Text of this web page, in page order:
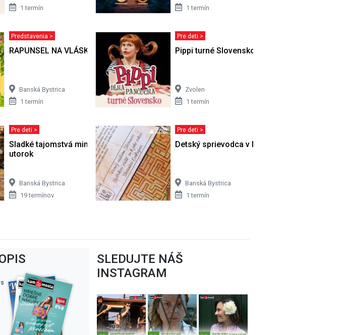
1 termín
1 termín
Predstavenia >
RAPUNSEL NA VLÁSKU
Banská Bystrica
1 termín
Pre deti >
Pippi turné Slovensko 2026
Zvolen
1 termín
Pre deti >
Sladké tajomstvá minulosti/ každý
utorok
Banská Bystrica
19 termínov
Pre deti >
Detský sprievodca v Matejovom dome
Banská Bystrica
1 termín
SLEDUJTE NÁŠ
INSTAGRAM